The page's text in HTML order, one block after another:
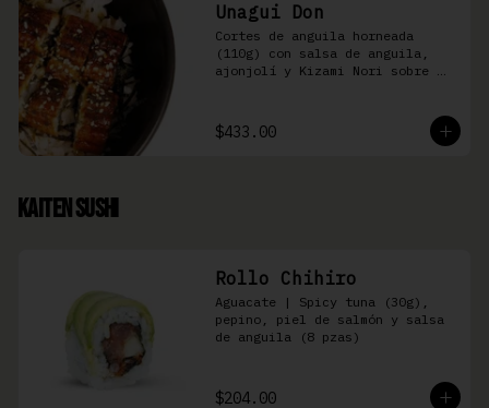
Unagui Don
Cortes de anguila horneada
(110g) con salsa de anguila,
ajonjolí y Kizami Nori sobre
$433.00
Kaiten Sushi
Rollo Chihiro
Aguacate | Spicy tuna (30g),
pepino, piel de salmón y salsa
de anguila (8 pzas)
$204.00